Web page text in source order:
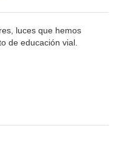
luces que hemos
de educación vial.